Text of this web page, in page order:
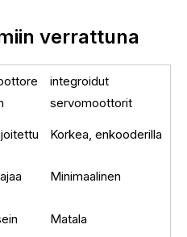
verrattuna
integroidut
servomoottorit
Korkea, enkooderilla
Minimaalinen
Matala